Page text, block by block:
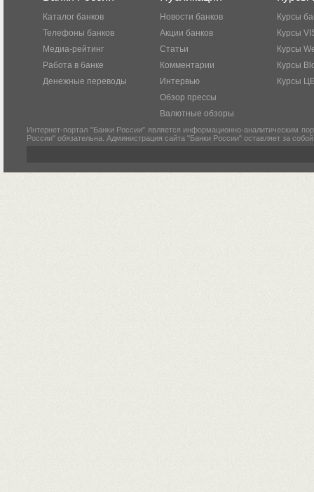
Каталог банков
Телефоны банков
Медиа-рейтинг
Работа в банке
Денежные переводы
Новости банков
Акции банков
Статьи
Комментарии
Интервью
Обзор прессы
Валютные обзоры
Курсы
Курсы
Курсы
Курсы
Курсы
Интернет-портал "Банки России" является информационно-аналитическим
России" обязательна. Администрация сайта "Банки России" оставляет за